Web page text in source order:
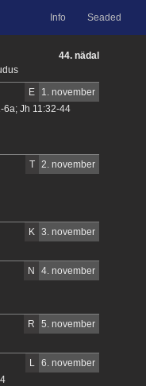
Info Seaded
44. nädal
E
1. november
6a; Jh 11:32-44
T 2. november
K 3. november
N
4. november
R
5. november
L 6. november